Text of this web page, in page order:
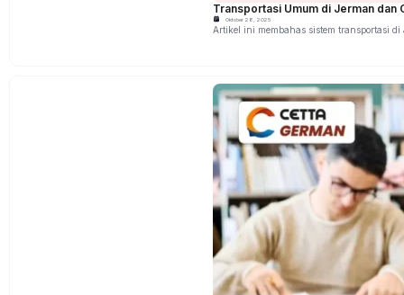
Transportasi Umum di Jerman dan
Oktober 28, 2025
Artikel ini membahas sistem transportasi